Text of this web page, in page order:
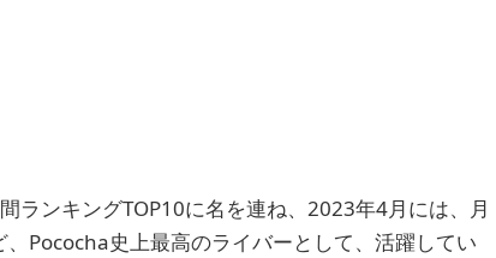
ランキングTOP10に名を連ね、2023年4月には、月
Pococha史上最高のライバーとして、活躍してい